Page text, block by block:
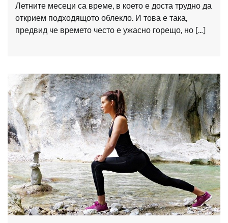
Летните месеци са време, в което е доста трудно да
открием подходящото облекло. И това е така,
предвид че времето често е ужасно горещо, но […]